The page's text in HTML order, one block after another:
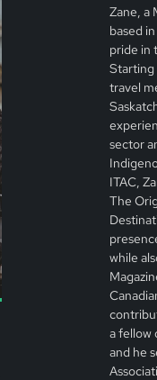
Zane, a
based
pride in
Starting
travel
sector
ITAC,
The
while
a fellow
and he